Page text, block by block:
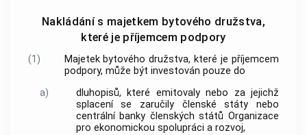
Nakládání s majetkem bytového družstva,
které je příjemcem podpory
(1)
Majetek bytového družstva, které je příjemcem
podpory, může být investován pouze do
a)
dluhopisů, které emitovaly nebo za jejichž
splacení se zaručily členské státy nebo
centrální banky členských států Organizace
pro ekonomickou spolupráci a rozvoj,